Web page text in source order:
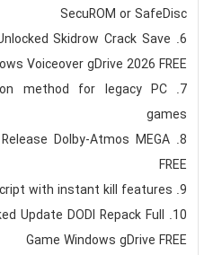
SecuROM or SafeDisc
Skidrow Crack Save
Voiceover gDrive 2026 FREE
method for legacy PC
games
Dolby-Atmos MEGA
FREE
with instant kill features
Update DODI Repack Full
Game Windows gDrive FREE